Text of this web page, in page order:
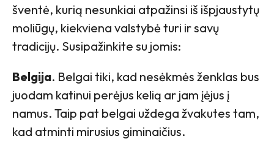
šventė, kurią nesunkiai atpažinsi iš išpjaustytų
moliūgų, kiekviena valstybė turi ir savų
tradicijų. Susipažinkite su jomis:
Belgija. Belgai tiki, kad nesėkmės ženklas bus
juodam katinui perėjus kelią ar jam įėjus į
namus. Taip pat belgai uždega žvakutes tam,
kad atminti mirusius giminaičius.